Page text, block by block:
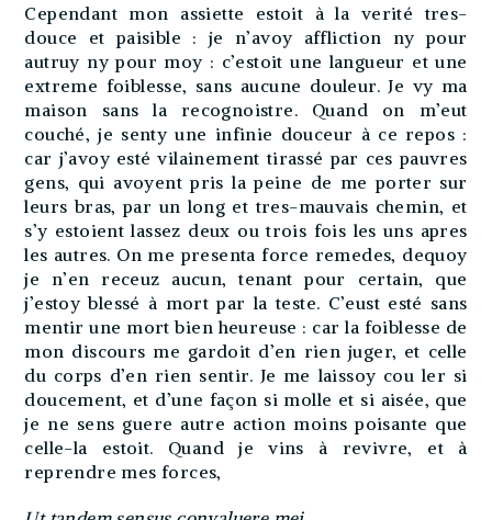
Cependant mon assiette estoit à la verité tres-
douce et paisible : je n’avoy affliction ny pour
autruy ny pour moy : c’estoit une langueur et une
extreme foiblesse, sans aucune douleur. Je vy ma
maison sans la recognoistre. Quand on m’eut
couché, je senty une infinie douceur à ce repos :
car j’avoy esté vilainement tirassé par ces pauvres
gens, qui avoyent pris la peine de me porter sur
leurs bras, par un long et tres-mauvais chemin, et
s’y estoient lassez deux ou trois fois les uns apres
les autres. On me presenta force remedes, dequoy
je n’en receuz aucun, tenant pour certain, que
j’estoy blessé à mort par la teste. C’eust esté sans
mentir une mort bien heureuse : car la foiblesse de
mon discours me gardoit d’en rien juger, et celle
du corps d’en rien sentir. Je me laissoy cou ler si
doucement, et d’une façon si molle et si aisée, que
je ne sens guere autre action moins poisante que
celle-la estoit. Quand je vins à revivre, et à
reprendre mes forces,